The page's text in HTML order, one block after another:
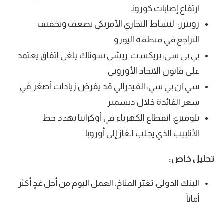
ارتفاع إصابات كورونا
رويترز: النشاط التجاري الأمريكي يضعف وتخفيف
التراجع في منطقة اليورو
بي بي سي: بريكست: ريشي سوناك يلغي اتفاق يعتمد
على قانون الاتحاد الأوروبي
سي ان بي سي: الفيدرالي قد يفرض زيادات أصغر في
سعر الفائدة خلال ديسمبر
بلومبرغ: انقطاع الكهرباء في أوكرانيا يهدد خط
الأنابيب الذي يجلب الغاز إلى أوروبا
تحليل خاص:
البنك الدولي: تغيّر المناخ: العمل اليوم من أجل غدٍ أكثر
أماناً